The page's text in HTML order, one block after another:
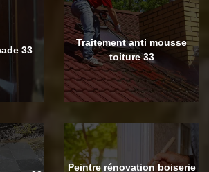
33
Traitement anti mousse
toiture 33
Peintre rénovation boiserie